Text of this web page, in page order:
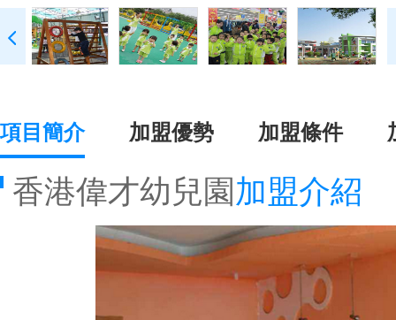
項目簡介 加盟優勢 加盟條件
香港偉才幼兒園加盟介紹